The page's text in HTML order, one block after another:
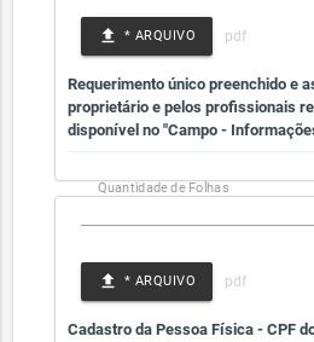
* ARQUIVO
file_upload
Requerimento único preenchido e
proprietário e pelos profissionais
disponível no "Campo -
Quantidade de Folhas
* ARQUIVO
file_upload
Cadastro da Pessoa Física - CPF